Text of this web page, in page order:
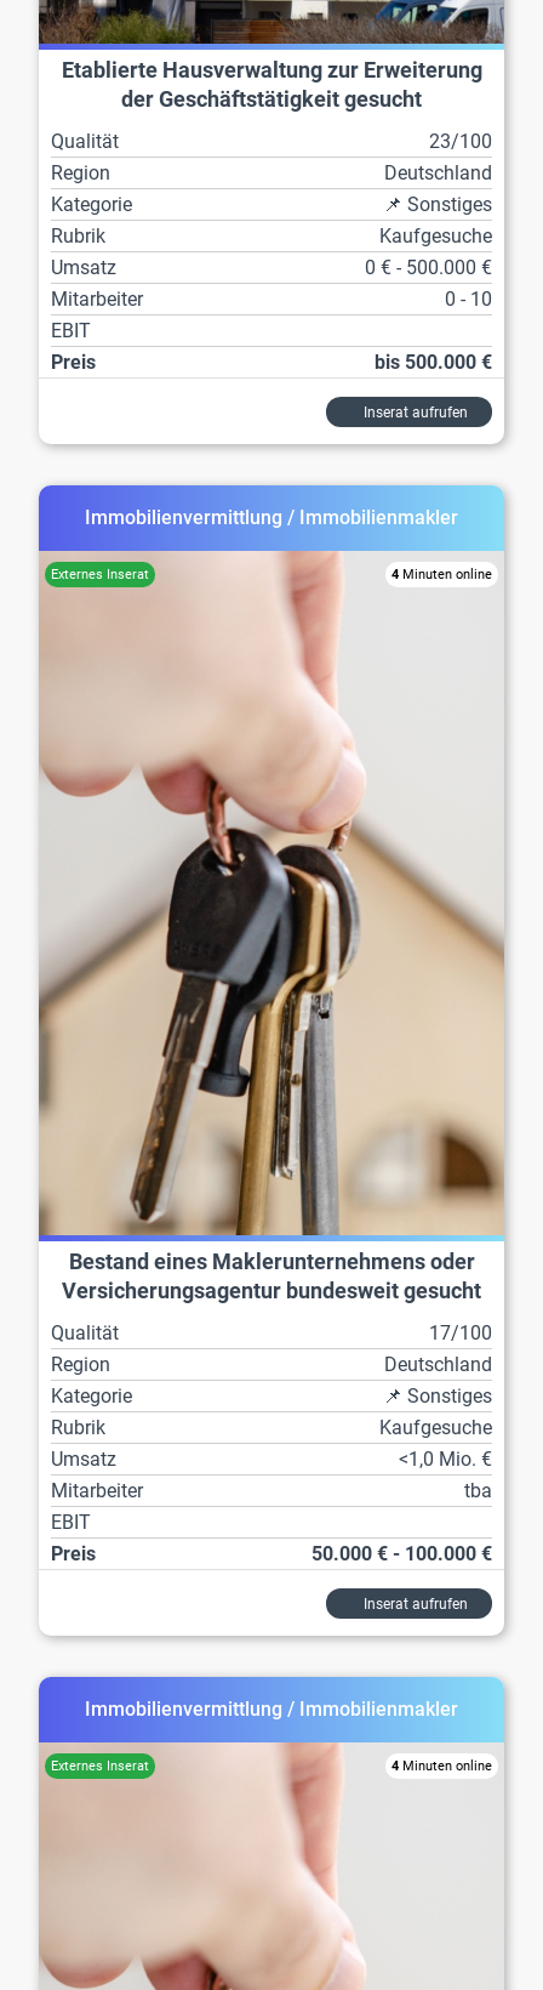
Etablierte Hausverwaltung zur Erweiterung
der Geschäftstätigkeit gesucht
Qualität
23/100
Region
Deutschland
Kategorie
📌 Sonstiges
Rubrik
Kaufgesuche
Umsatz
0 € - 500.000 €
Mitarbeiter
0 - 10
EBIT
Preis
bis 500.000 €
Inserat aufrufen
Immobilienvermittlung / Immobilienmakler
4 Minuten online
Bestand eines Maklerunternehmens oder
Versicherungsagentur bundesweit gesucht
Qualität
17/100
Region
Deutschland
Kategorie
📌 Sonstiges
Rubrik
Kaufgesuche
Umsatz
<1,0 Mio. €
Mitarbeiter
tba
EBIT
Preis
50.000 € - 100.000 €
Inserat aufrufen
Immobilienvermittlung / Immobilienmakler
4 Minuten online